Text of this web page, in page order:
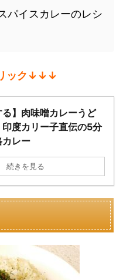
パイスカレーのレシ
リック↓↓↓
る】肉味噌カレーうど
印度カリー子直伝の5分
レー
続きを見る